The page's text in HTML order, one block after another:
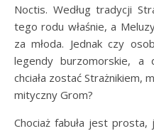
Noctis. Według tradycji
tego rodu właśnie, a
za młoda. Jednak czy
legendy burzomorskie, a
chciała zostać Strażnikiem,
mityczny Grom?
Chociaż fabuła jest prosta,